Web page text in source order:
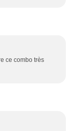
ce combo très